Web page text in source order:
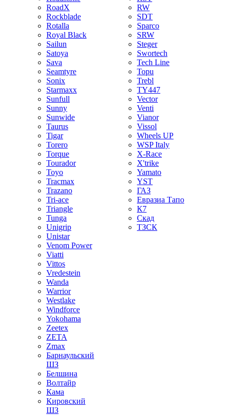
RoadX
Rockblade
Rotalla
Royal Black
Sailun
Satoya
Sava
Seamtyre
Sonix
Starmaxx
Sunfull
Sunny
Sunwide
Taurus
Tigar
Torero
Torque
Tourador
Toyo
Tracmax
Trazano
Tri-ace
Triangle
Tunga
Unigrip
Unistar
Venom Power
Viatti
Vittos
Vredestein
Wanda
Warrior
Westlake
Windforce
Yokohama
Zeetex
ZETA
Zmax
Барнаульский
ШЗ
Белшина
Волтайр
Кама
Кировский
ШЗ
RW
SDT
Sparco
SRW
Steger
Swortech
Tech Line
Topu
Trebl
TY447
Vector
Venti
Vianor
Vissol
Wheels UP
WSP Italy
X-Race
X'trike
Yamato
YST
ГАЗ
Евразиа Тапо
К7
Скад
ТЗСК